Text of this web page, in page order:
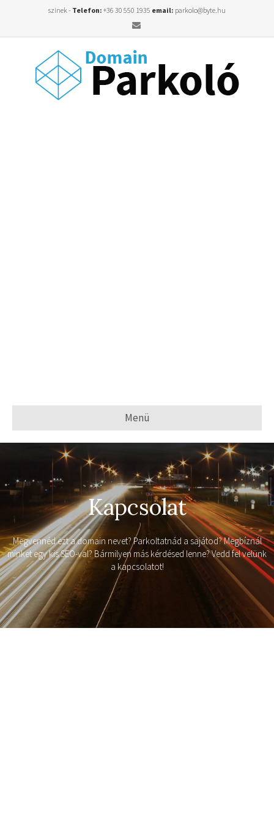
szinek - Telefon: +36 30 550 1935 email: parkolo@byte.hu
Email
Menü
Kapcsolat
Megvennéd ezt a domain nevet? Parkoltatnád a sajátod? Megbíznál
minket egy kis SEO-val? Bármilyen más kérdésed lenne? Vedd fel velünk
a kapcsolatot!